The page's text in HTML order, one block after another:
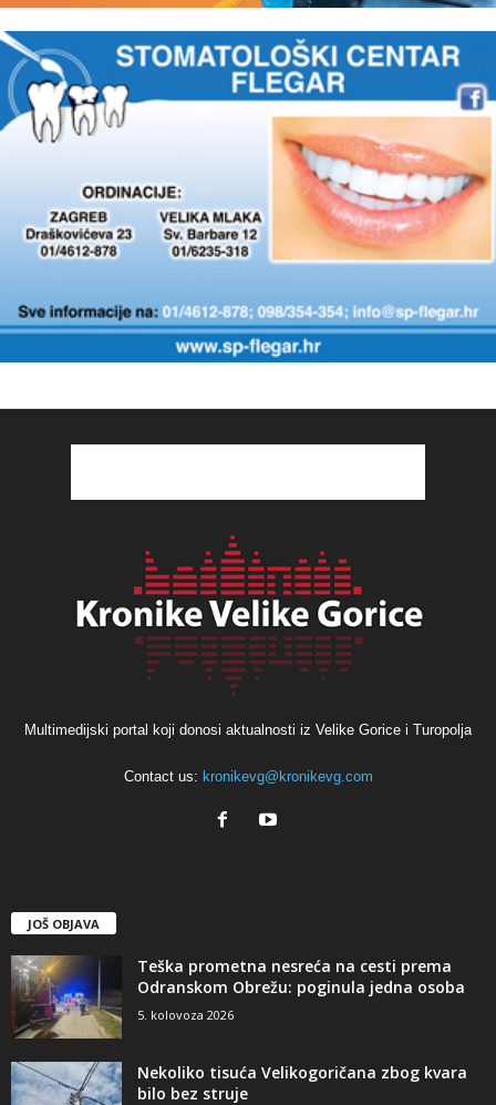
Multimedijski portal koji donosi aktualnosti iz Velike Gorice i Turopolja
Contact us: kronikevg@kronikevg.com
JOŠ OBJAVA
Teška prometna nesreća na cesti prema
Odranskom Obrežu: poginula jedna osoba
5. kolovoza 2026
Nekoliko tisuća Velikogoričana zbog kvara
bilo bez struje